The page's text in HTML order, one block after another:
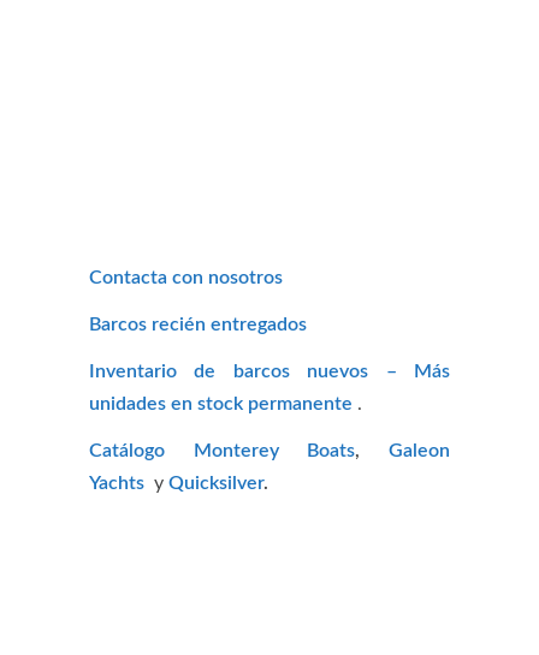
Contacta con nosotros
Barcos recién entregados
Inventario de barcos nuevos – Más
unidades en stock permanente .
Catálogo Monterey Boats,Galeon
Yachts y Quicksilver.